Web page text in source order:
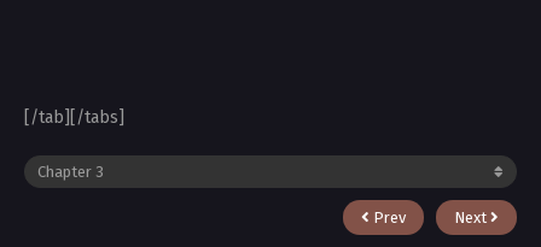
[/tab][/tabs]
Prev Next